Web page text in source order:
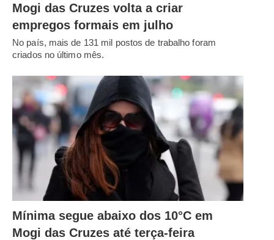
Mogi das Cruzes volta a criar
empregos formais em julho
No país, mais de 131 mil postos de trabalho foram
criados no último mês.
Mínima segue abaixo dos 10°C em
Mogi das Cruzes até terça-feira